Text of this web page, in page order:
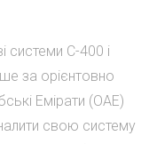
системи С-400 і
за орієнтовно
Емірати (ОАЕ)
свою систему